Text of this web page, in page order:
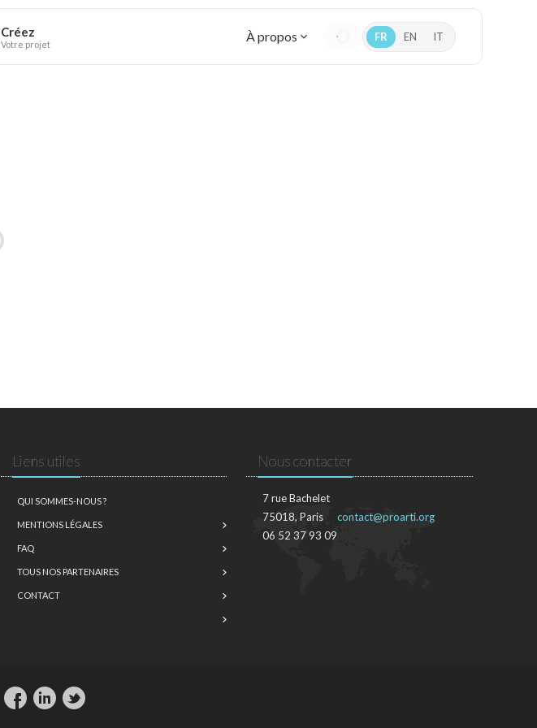
Créez
Votre projet À propos FR EN IT
Liens utiles
QUI SOMMES-NOUS ?
MENTIONS LÉGALES
FAQ
TOUS NOS PARTENAIRES
CONTACT
Nous contacter
7 rue Bachelet
75018, Paris
06 52 37 93 09
contact@proarti.org